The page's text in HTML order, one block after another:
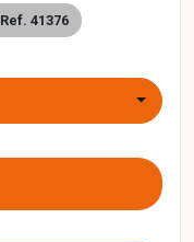
Ref. 41376